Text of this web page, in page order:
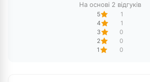
На основі 2 відгуків
5
1
4
1
3
0
2
0
1
0